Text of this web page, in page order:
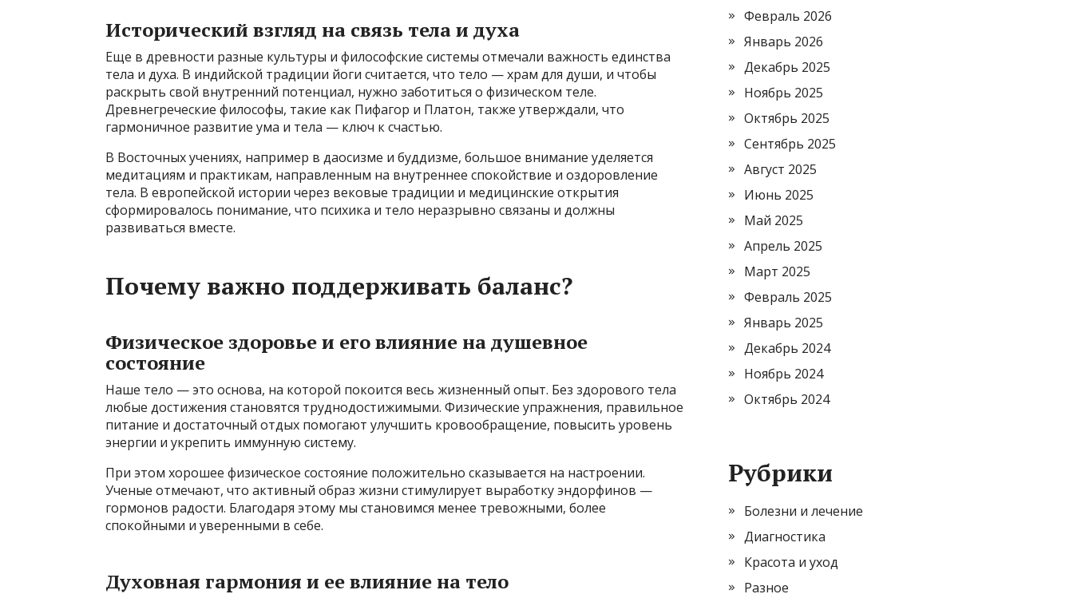
Исторический взгляд на связь тела и духа
Еще в древности разные культуры и философские системы отмечали важность единства
тела и духа. В индийской традиции йоги считается, что тело — храм для души, и чтобы
раскрыть свой внутренний потенциал, нужно заботиться о физическом теле.
Древнегреческие философы, такие как Пифагор и Платон, также утверждали, что
гармоничное развитие ума и тела — ключ к счастью.
В Восточных учениях, например в даосизме и буддизме, большое внимание уделяется
медитациям и практикам, направленным на внутреннее спокойствие и оздоровление
тела. В европейской истории через вековые традиции и медицинские открытия
сформировалось понимание, что психика и тело неразрывно связаны и должны
развиваться вместе.
Почему важно поддерживать баланс?
Физическое здоровье и его влияние на душевное
состояние
Наше тело — это основа, на которой покоится весь жизненный опыт. Без здорового тела
любые достижения становятся труднодостижимыми. Физические упражнения, правильное
питание и достаточный отдых помогают улучшить кровообращение, повысить уровень
энергии и укрепить иммунную систему.
При этом хорошее физическое состояние положительно сказывается на настроении.
Ученые отмечают, что активный образ жизни стимулирует выработку эндорфинов —
гормонов радости. Благодаря этому мы становимся менее тревожными, более
спокойными и уверенными в себе.
Духовная гармония и ее влияние на тело
Февраль 2026
Январь 2026
Декабрь 2025
Ноябрь 2025
Октябрь 2025
Сентябрь 2025
Август 2025
Июнь 2025
Май 2025
Апрель 2025
Март 2025
Февраль 2025
Январь 2025
Декабрь 2024
Ноябрь 2024
Октябрь 2024
Рубрики
Болезни и лечение
Диагностика
Красота и уход
Разное